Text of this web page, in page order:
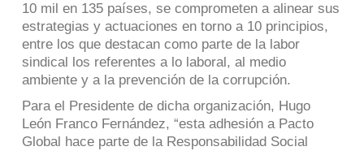
10 mil en 135 países, se comprometen a alinear sus
estrategias y actuaciones en torno a 10 principios,
entre los que destacan como parte de la labor
sindical los referentes a lo laboral, al medio
ambiente y a la prevención de la corrupción.
Para el Presidente de dicha organización, Hugo
León Franco Fernández, “esta adhesión a Pacto
Global hace parte de la Responsabilidad Social